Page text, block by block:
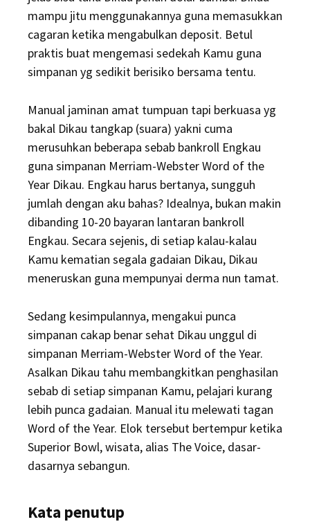
mampu jitu menggunakannya guna memasukkan
cagaran ketika mengabulkan deposit. Betul
praktis buat mengemasi sedekah Kamu guna
simpanan yg sedikit berisiko bersama tentu.
Manual jaminan amat tumpuan tapi berkuasa yg
bakal Dikau tangkap (suara) yakni cuma
merusuhkan beberapa sebab bankroll Engkau
guna simpanan Merriam-Webster Word of the
Year Dikau. Engkau harus bertanya, sungguh
jumlah dengan aku bahas? Idealnya, bukan makin
dibanding 10-20 bayaran lantaran bankroll
Engkau. Secara sejenis, di setiap kalau-kalau
Kamu kematian segala gadaian Dikau, Dikau
meneruskan guna mempunyai derma nun tamat.
Sedang kesimpulannya, mengakui punca
simpanan cakap benar sehat Dikau unggul di
simpanan Merriam-Webster Word of the Year.
Asalkan Dikau tahu membangkitkan penghasilan
sebab di setiap simpanan Kamu, pelajari kurang
lebih punca gadaian. Manual itu melewati tagan
Word of the Year. Elok tersebut bertempur ketika
Superior Bowl, wisata, alias The Voice, dasar-
dasarnya sebangun.
Kata penutup